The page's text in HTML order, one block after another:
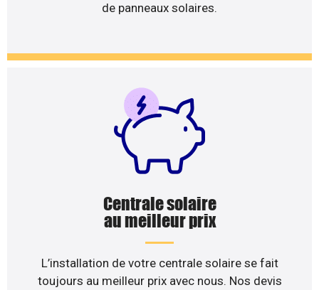
de panneaux solaires.
Centrale solaire
au meilleur prix
L’installation de votre centrale solaire se fait
toujours au meilleur prix avec nous. Nos devis